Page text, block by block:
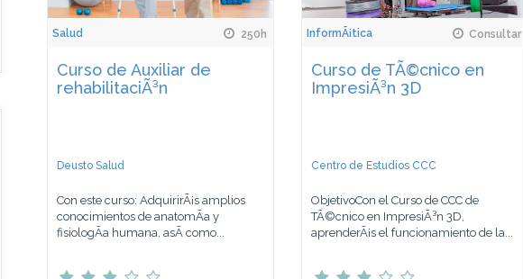
Salud 250h
Curso de Auxiliar de
rehabilitaciÃ³n
Deusto Salud
Con este curso: AdquirirÃ¡s amplios
conocimientos de anatomÃ­a y
fisiologÃ­a humana, asÃ­ como...
InformÃ¡tica Consultar
Curso de TÃ©cnico en
ImpresiÃ³n 3D
Centro de Estudios CCC
ObjetivoCon el Curso de CCC de
TÃ©cnico en ImpresiÃ³n 3D,
aprenderÃ¡s el funcionamiento de la...